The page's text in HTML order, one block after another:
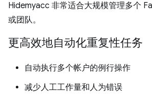
Hidemyacc 非常适合大规模管理多个
或团队。
更高效地自动化重复性任务
自动执行多个帐户的例行操作
减少人工工作量和人为错误